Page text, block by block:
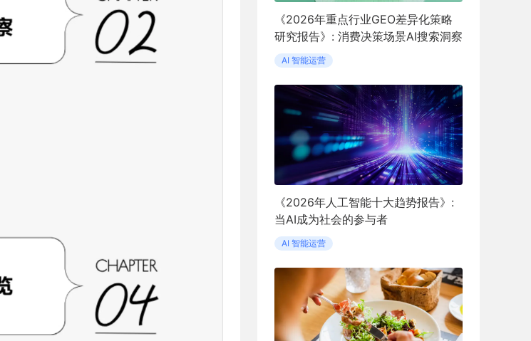
《2026年重点行业GEO差异化策略
研究报告》: 消费决策场景AI搜索洞察
AI 智能运营
《2026年人工智能十大趋势报告》:
当AI成为社会的参与者
AI 智能运营